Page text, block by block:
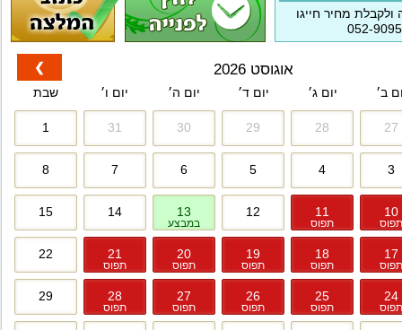
מחיר חייגו
052-
אוגוסט 2026
ב׳ יום ג׳ יום ד׳ יום ה׳ יום ו׳ שבת
27
28
29
30
31
1
3
4
5
6
7
8
10
11
תפוס
12
13
במבצע
14
15
17
18
תפוס
19
תפוס
20
תפוס
21
תפוס
22
24
25
תפוס
26
תפוס
27
תפוס
28
תפוס
29
❯